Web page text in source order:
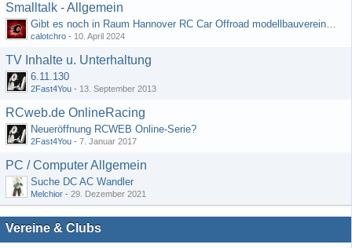
Smalltalk - Allgemein
Gibt es noch in Raum Hannover RC Car Offroad modellbauvereine, habe selbst schon gegoogelt aber erfolglos
calotchro - 10. April 2024
TV Inhalte u. Unterhaltung
6.11.130
2Fast4You - 13. September 2013
RCweb.de OnlineRacing
Neueröffnung RCWEB Online-Serie?
2Fast4You - 7. Januar 2017
PC / Computer Allgemein
Suche DC AC Wandler
Melchior - 29. Dezember 2021
Vereine & Clubs